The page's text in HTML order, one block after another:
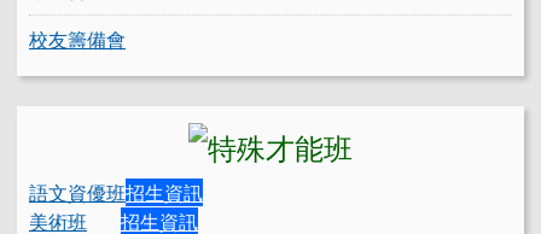
校友籌備會
語文資優班招生資訊
美術班
招生資訊